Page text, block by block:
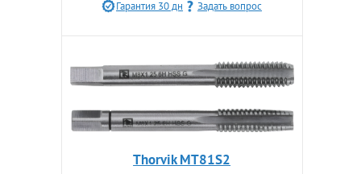
Гарантия 30 дн Задать вопрос
Thorvik MT81S2